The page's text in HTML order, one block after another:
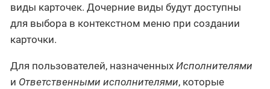
виды карточек. Дочерние виды будут доступны
для выбора в контекстном меню при создании
карточки.
Для пользователей, назначенных Исполнителями
и Ответственными исполнителями, которые